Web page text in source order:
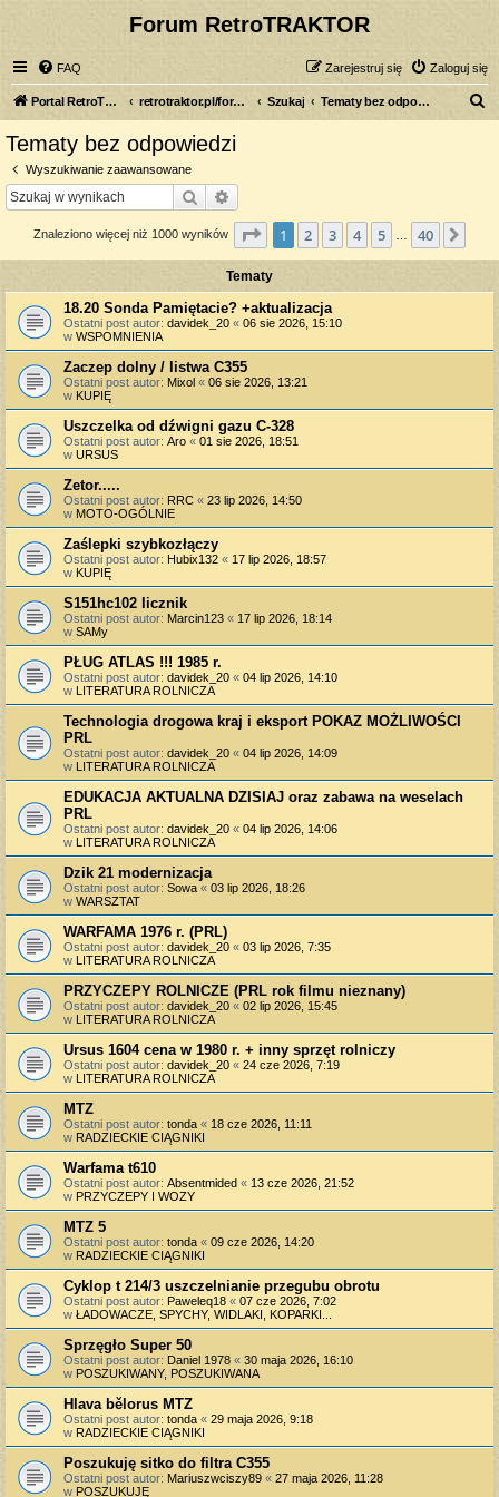
Forum RetroTRAKTOR
FAQ Zaloguj się
Zarejestruj się
Portal RetroTRAKTOR.pl retrotraktor.pl/forum Szukaj Tematy bez odpowiedzi
Tematy bez odpowiedzi
Wyszukiwanie zaawansowane
Szukaj
Znaleziono więcej niż 1000 wyników Strona z40
1 2 3 4 5 40
Tematy
18.20 Sonda Pamiętacie? +aktualizacja
Ostatni post autor: davidek_20 « 06 sie 2026, 15:10
w WSPOMNIENIA
Zaczep dolny / listwa C355
Ostatni post autor: Mixol « 06 sie 2026, 13:21
w KUPIĘ
Uszczelka od dźwigni gazu C-328
Ostatni post autor: Aro « 01 sie 2026, 18:51
w URSUS
Zetor.....
Ostatni post autor: RRC « 23 lip 2026, 14:50
w MOTO-OGÓLNIE
Zaślepki szybkozłączy
Ostatni post autor: Hubix132 « 17 lip 2026, 18:57
w KUPIĘ
S151hc102 licznik
Ostatni post autor: Marcin123 « 17 lip 2026, 18:14
w SAMy
PŁUG ATLAS !!! 1985 r.
Ostatni post autor: davidek_20 « 04 lip 2026, 14:10
w LITERATURA ROLNICZA
Technologia drogowa kraj i eksport POKAZ MOŻLIWOŚCI
PRL
Ostatni post autor: davidek_20 « 04 lip 2026, 14:09
w LITERATURA ROLNICZA
EDUKACJA AKTUALNA DZISIAJ oraz zabawa na weselach
PRL
Ostatni post autor: davidek_20 « 04 lip 2026, 14:06
w LITERATURA ROLNICZA
Dzik 21 modernizacja
Ostatni post autor: Sowa « 03 lip 2026, 18:26
w WARSZTAT
WARFAMA 1976 r. (PRL)
Ostatni post autor: davidek_20 « 03 lip 2026, 7:35
w LITERATURA ROLNICZA
PRZYCZEPY ROLNICZE (PRL rok filmu nieznany)
Ostatni post autor: davidek_20 « 02 lip 2026, 15:45
w LITERATURA ROLNICZA
Ursus 1604 cena w 1980 r. + inny sprzęt rolniczy
Ostatni post autor: davidek_20 « 24 cze 2026, 7:19
w LITERATURA ROLNICZA
MTZ
Ostatni post autor: tonda « 18 cze 2026, 11:11
w RADZIECKIE CIĄGNIKI
Warfama t610
Ostatni post autor: Absentmided « 13 cze 2026, 21:52
w PRZYCZEPY I WOZY
MTZ 5
Ostatni post autor: tonda « 09 cze 2026, 14:20
w RADZIECKIE CIĄGNIKI
Cyklop t 214/3 uszczelnianie przegubu obrotu
Ostatni post autor: Paweleq18 « 07 cze 2026, 7:02
w ŁADOWACZE, SPYCHY, WIDLAKI, KOPARKI...
Sprzęgło Super 50
Ostatni post autor: Daniel 1978 « 30 maja 2026, 16:10
w POSZUKIWANY, POSZUKIWANA
Hlava bělorus MTZ
Ostatni post autor: tonda « 29 maja 2026, 9:18
w RADZIECKIE CIĄGNIKI
Poszukuję sitko do filtra C355
Ostatni post autor: Mariuszwciszy89 « 27 maja 2026, 11:28
w POSZUKUJĘ